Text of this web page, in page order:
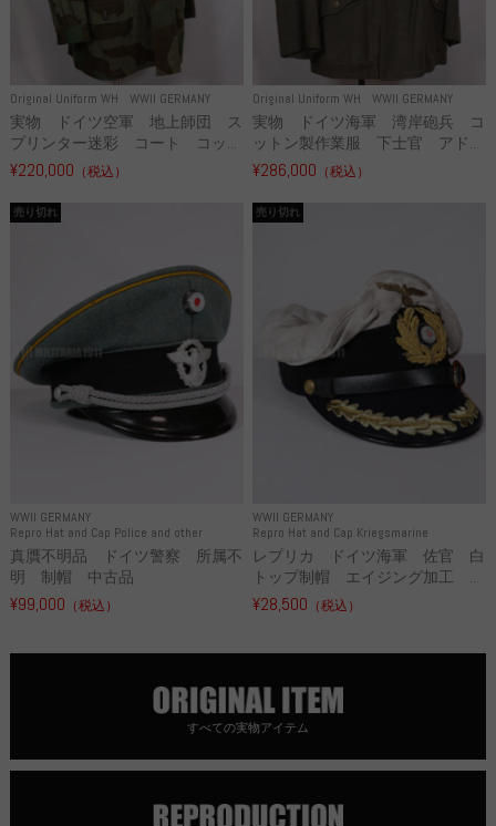
Original Uniform WH WWII GERMANY
実物 ドイツ空軍 地上師団 ス
プリンター迷彩 コート コッ...
¥220,000 （税込）
Original Uniform WH WWII GERMANY
実物 ドイツ海軍 湾岸砲兵 コ
ットン製作業服 下士官 アド...
¥286,000 （税込）
WWII GERMANY
Repro Hat and Cap Police and other
売り切れ
真贋不明品 ドイツ警察 所属不
明 制帽 中古品
¥99,000 （税込）
WWII GERMANY
Repro Hat and Cap Kriegsmarine
売り切れ
レプリカ ドイツ海軍 佐官 白
トップ制帽 エイジング加工 ...
¥28,500 （税込）
すべての実物アイテム